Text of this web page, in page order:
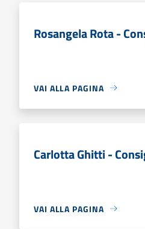
Rosangela Rota -
VAI ALLA PAGINA
Carlotta Ghitti -
VAI ALLA PAGINA